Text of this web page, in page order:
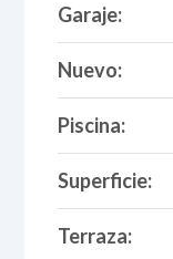
Garaje:
Nuevo:
Piscina:
Superficie:
Terraza: